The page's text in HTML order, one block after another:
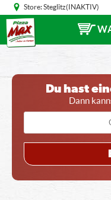
Store:Steglitz(INAKTIV)
Du hast
Dann